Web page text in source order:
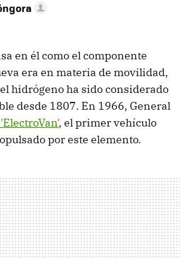
en él como el componente
era en materia de movilidad,
hidrógeno ha sido considerado
desde 1807. En 1966, General
, el primer vehículo
por este elemento.